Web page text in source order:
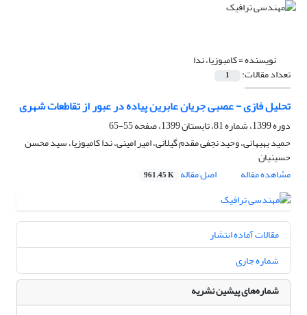
نویسنده =کامبوزیا، ندا
تعداد مقالات: 1
تحلیل فازی - عصبی جریان عابرین پیاده در عبور از تقاطعات شهری
دوره 1399، شماره 81، تابستان 1399، صفحه
55-65
حمید بهبهانی، وحید نجفی مقدم گیلانی، امیر امینی، ندا کامبوزیا، سید محسن
حسینیان
مشاهده مقاله
اصل مقاله 961.45 K
مقالات آماده انتشار
شماره جاری
شماره‌های پیشین نشریه